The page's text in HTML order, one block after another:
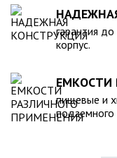
гарантия
корпус.
ЕМКОСТИ
пищевые и
подземного